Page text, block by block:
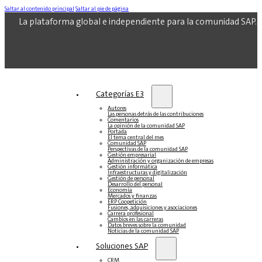
Saltar al contenido principal Saltar al pie de página
La plataforma global e independiente para la comunidad SAP.
Categorías E3
Autores
Las personas detrás de las contribuciones
Comentarios
La opinión de la comunidad SAP
Portada
El tema central del mes
Comunidad SAP
Perspectivas de la comunidad SAP
Gestión empresarial
Administración y organización de empresas
Gestión informática
Infraestructuras y digitalización
Gestión de personal
Desarrollo del personal
Economía
Mercados y finanzas
ERP Coopetición
Fusiones, adquisiciones y asociaciones
Carrera profesional
Cambios en las carreras
Datos breves sobre la comunidad
Noticias de la comunidad SAP
Soluciones‎‎ SAP
CRM